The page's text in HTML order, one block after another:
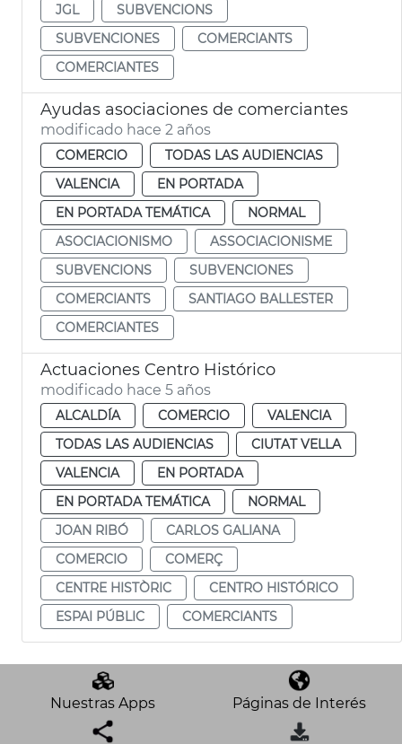
JGL
SUBVENCIONS
SUBVENCIONES
COMERCIANTS
COMERCIANTES
Ayudas asociaciones de comerciantes
modificado hace 2 años
COMERCIO
TODAS LAS AUDIENCIAS
VALENCIA
EN PORTADA
EN PORTADA TEMÁTICA
NORMAL
ASOCIACIONISMO
ASSOCIACIONISME
SUBVENCIONS
SUBVENCIONES
COMERCIANTS
SANTIAGO BALLESTER
COMERCIANTES
Actuaciones Centro Histórico
modificado hace 5 años
ALCALDÍA COMERCIO
VALENCIA
TODAS LAS AUDIENCIAS
CIUTAT VELLA
VALENCIA
EN PORTADA
EN PORTADA TEMÁTICA
NORMAL
JOAN RIBÓ
CARLOS GALIANA
COMERCIO
COMERÇ
CENTRE HISTÒRIC
CENTRO HISTÓRICO
ESPAI PÚBLIC
COMERCIANTS
Nuestras Apps Páginas de Interés